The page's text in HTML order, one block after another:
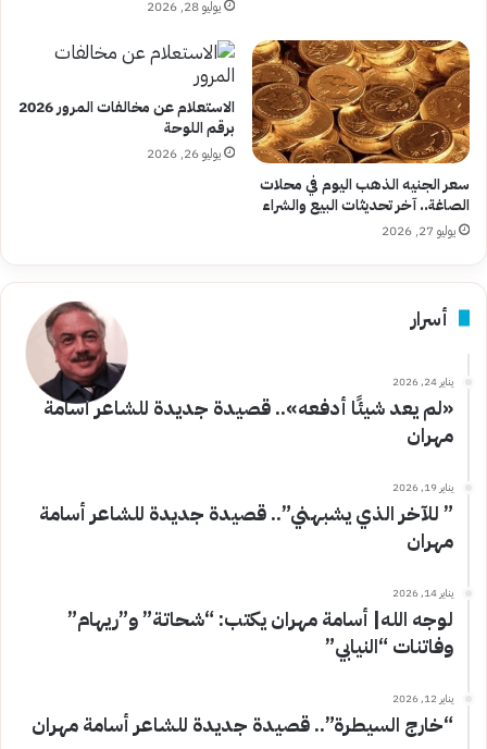
يوليو 28, 2026
سعر الجنيه الذهب اليوم في محلات
الصاغة.. آخر تحديثات البيع والشراء
يوليو 27, 2026
الاستعلام عن مخالفات المرور 2026
برقم اللوحة
يوليو 26, 2026
أسرار
يناير 24, 2026
«لم يعد شيئًا أدفعه».. قصيدة جديدة للشاعر أسامة
مهران
يناير 19, 2026
” للآخر الذي يشبهني”.. قصيدة جديدة للشاعر أسامة
مهران
يناير 14, 2026
لوجه الله| أسامة مهران يكتب: “شحاتة” و”ريهام”
وفاتنات “النيابي”
يناير 12, 2026
“خارج السيطرة”.. قصيدة جديدة للشاعر أسامة مهران